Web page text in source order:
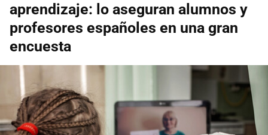
aprendizaje: lo aseguran alumnos y
profesores españoles en una gran
encuesta